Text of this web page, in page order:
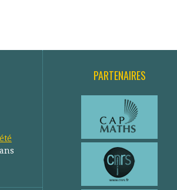
PARTENAIRES